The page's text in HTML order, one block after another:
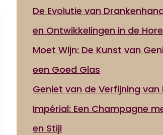
De Evolutie van
en Ontwikkelingen in de
Moet Wijn: De Kunst van
een Goed Glas
Geniet van de Verfijning van
Impérial: Een Champagne
en Stijl